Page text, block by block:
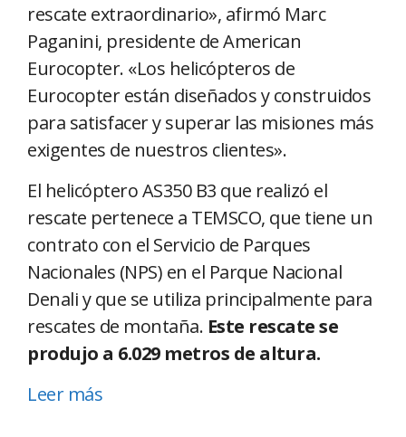
rescate extraordinario», afirmó Marc
Paganini, presidente de American
Eurocopter. «Los helicópteros de
Eurocopter están diseñados y construidos
para satisfacer y superar las misiones más
exigentes de nuestros clientes».
El helicóptero AS350 B3 que realizó el
rescate pertenece a TEMSCO, que tiene un
contrato con el Servicio de Parques
Nacionales (NPS) en el Parque Nacional
Denali y que se utiliza principalmente para
rescates de montaña. Este rescate se
produjo a 6.029 metros de altura.
Leer más